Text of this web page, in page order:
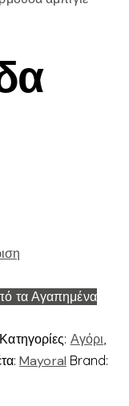
τα Αγαπημένα
Κατηγορίες: Αγόρι,
Mayoral Brand: